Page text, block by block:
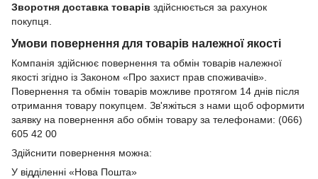
Зворотня доставка товарів здійснюється за рахунок
покупця.
Умови повернення для товарів належної якості
Компанія здійснює повернення та обмін товарів належної
якості згідно із Законом «Про захист прав споживачів».
Повернення та обмін товарів можливе протягом 14 днів після
отримання товару покупцем. Зв'яжіться з нами щоб оформити
заявку на повернення або обмін товару за телефонами: (066)
605 42 00
Здійснити повернення можна:
У відділенні «Нова Пошта»